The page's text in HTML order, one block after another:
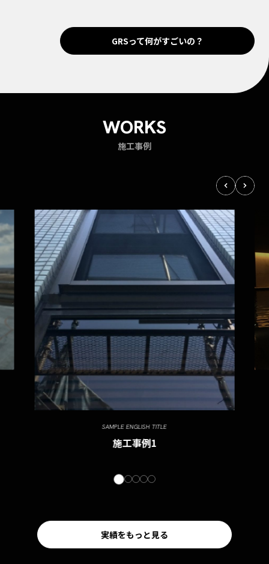
GRSって何がすごいの？
WORKS
施工事例
SAMPLE ENGLISH TITLE
施工事例1
実績をもっと見る